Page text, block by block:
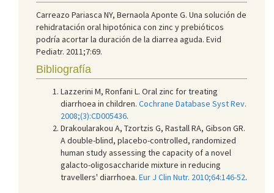
Carreazo Pariasca NY, Bernaola Aponte G. Una solución de
rehidratación oral hipotónica con zinc y prebióticos
podría acortar la duración de la diarrea aguda. Evid
Pediatr. 2011;7:69.
Bibliografía
Lazzerini M, Ronfani L. Oral zinc for treating
diarrhoea in children. Cochrane Database Syst Rev.
2008;(3):CD005436.
Drakoularakou A, Tzortzis G, Rastall RA, Gibson GR.
A double-blind, placebo-controlled, randomized
human study assessing the capacity of a novel
galacto-oligosaccharide mixture in reducing
travellers' diarrhoea. Eur J Clin Nutr. 2010;64:146-52.